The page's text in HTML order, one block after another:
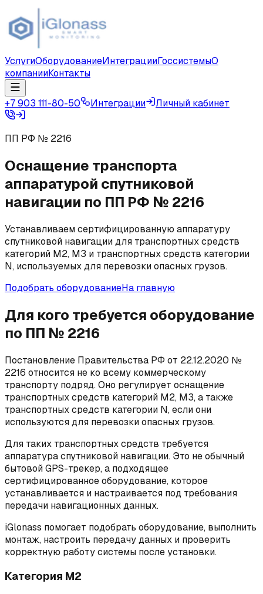
УслугиОборудованиеИнтеграцииГоссистемыО
компанииКонтакты
+7 903 111-80-50 Интеграции Личный кабинет
ПП РФ № 2216
Оснащение транспорта
аппаратурой спутниковой
навигации по ПП РФ № 2216
Устанавливаем сертифицированную аппаратуру
спутниковой навигации для транспортных средств
категорий М2, М3 и транспортных средств категории
N, используемых для перевозки опасных грузов.
Подобрать оборудованиеНа главную
Для кого требуется оборудование
по ПП № 2216
Постановление Правительства РФ от 22.12.2020 №
2216 относится не ко всему коммерческому
транспорту подряд. Оно регулирует оснащение
транспортных средств категорий М2, М3, а также
транспортных средств категории N, если они
используются для перевозки опасных грузов.
Для таких транспортных средств требуется
аппаратура спутниковой навигации. Это не обычный
бытовой GPS-трекер, а подходящее
сертифицированное оборудование, которое
устанавливается и настраивается под требования
передачи навигационных данных.
iGlonass помогает подобрать оборудование, выполнить
монтаж, настроить передачу данных и проверить
корректную работу системы после установки.
Категория М2